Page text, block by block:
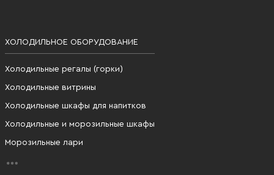
ХОЛОДИЛЬНОЕ ОБОРУДОВАНИЕ
Холодильные регалы (горки)
Холодильные витрины
Холодильные шкафы для напитков
Холодильные и морозильные шкафы
Морозильные лари